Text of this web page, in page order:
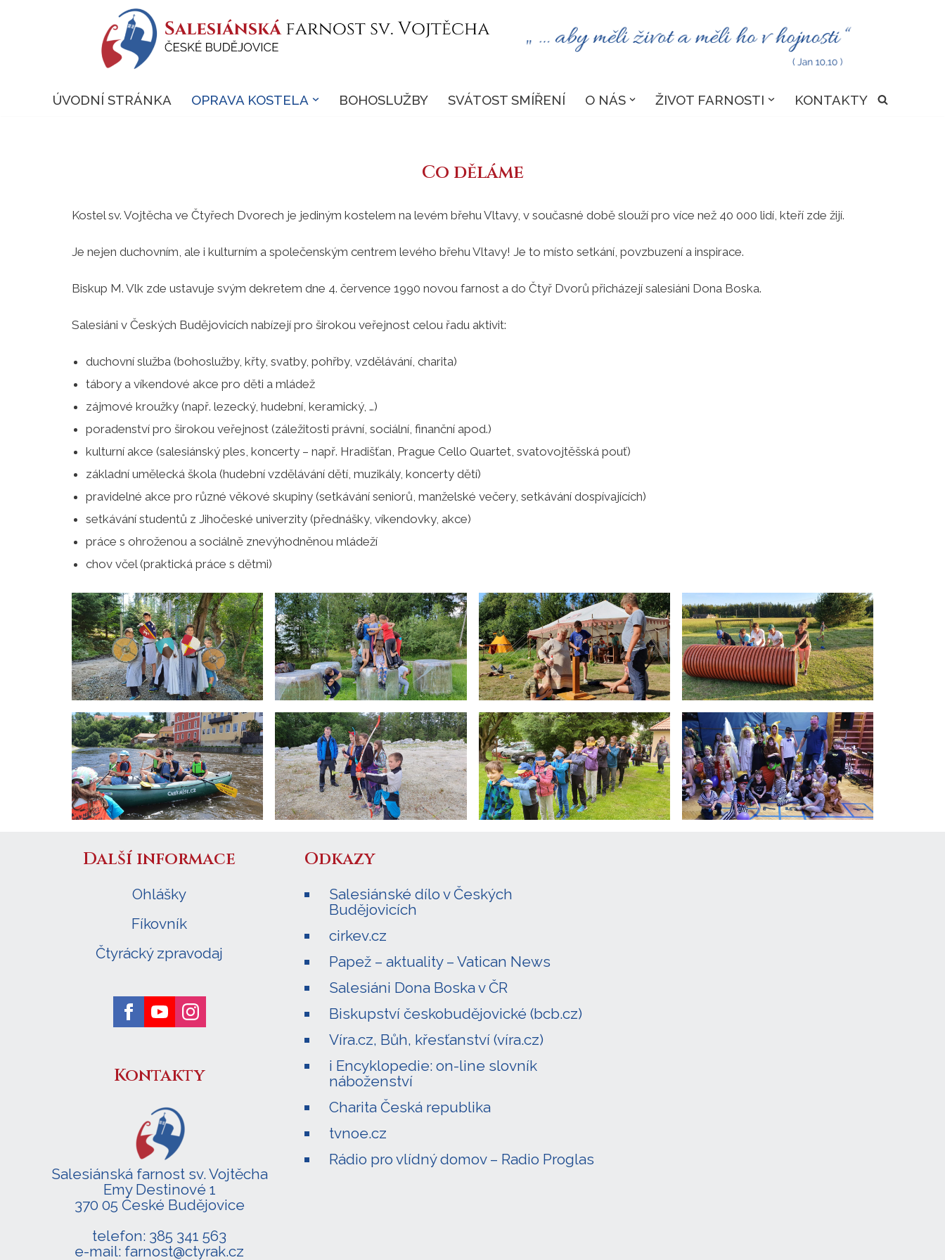
ÚVODNÍ STRÁNKA OPRAVA KOSTELA BOHOSLUŽBY SVÁTOST SMÍŘENÍ O NÁS ŽIVOT FARNOSTI KONTAKTY
Co děláme
Kostel sv. Vojtěcha ve Čtyřech Dvorech je jediným kostelem na levém břehu Vltavy, v současné době slouží pro více než 40 000 lidí, kteří zde žijí.
Je nejen duchovním, ale i kulturním a společenským centrem levého břehu Vltavy! Je to místo setkání, povzbuzení a inspirace.
Biskup M. Vlk zde ustavuje svým dekretem dne 4. července 1990 novou farnost a do Čtyř Dvorů přicházejí salesiáni Dona Boska.
Salesiáni v Českých Budějovicích nabízejí pro širokou veřejnost celou řadu aktivit:
duchovní služba (bohoslužby, křty, svatby, pohřby, vzdělávání, charita)
tábory a víkendové akce pro děti a mládež
zájmové kroužky (např. lezecký, hudební, keramický, …)
poradenství pro širokou veřejnost (záležitosti právní, sociální, finanční apod.)
kulturní akce (salesiánský ples, koncerty – např. Hradišťan, Prague Cello Quartet, svatovojtěšská pouť)
základní umělecká škola (hudební vzdělávání dětí, muzikály, koncerty dětí)
pravidelné akce pro různé věkové skupiny (setkávání seniorů, manželské večery, setkávání dospívajících)
setkávání studentů z Jihočeské univerzity (přednášky, víkendovky, akce)
práce s ohroženou a sociálně znevýhodněnou mládeží
chov včel (praktická práce s dětmi)
Další informace
Ohlášky
Fíkovník
Čtyrácký zpravodaj
Kontakty
Salesiánská farnost sv. Vojtěcha
Emy Destinové 1
370 05 České Budějovice
telefon: 385 341 563
e-mail: farnost@ctyrak.cz
Odkazy
Salesiánské dílo v Českých
Budějovicích
cirkev.cz
Papež – aktuality – Vatican News
Salesiáni Dona Boska v ČR
Biskupství českobudějovické (bcb.cz)
Víra.cz, Bůh, křesťanství (víra.cz)
i Encyklopedie: on-line slovník
náboženství
Charita Česká republika
tvnoe.cz
Rádio pro vlídný domov – Radio Proglas